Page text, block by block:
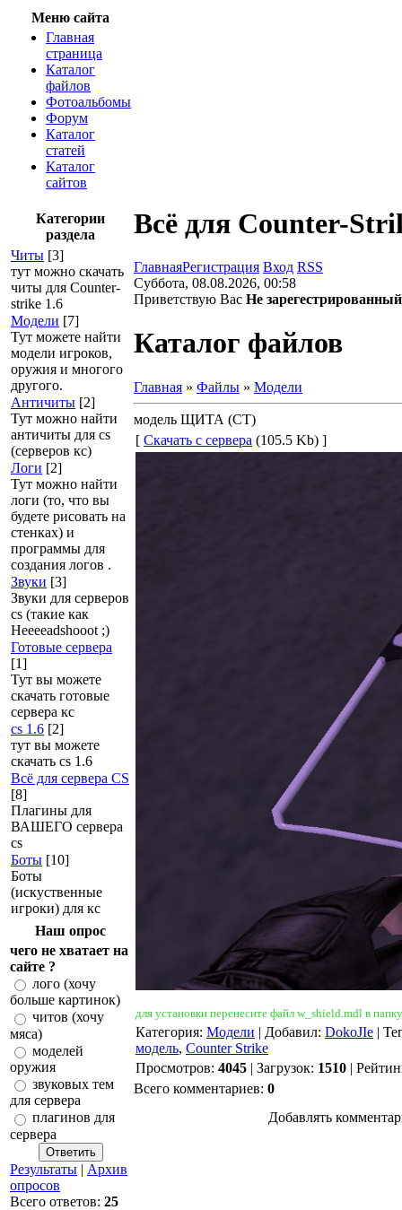
Меню сайта
Главная
страница
Каталог
файлов
Фотоальбомы
Форум
Каталог
статей
Каталог
сайтов
Категории
раздела
Читы [3]
тут можно скачать
читы для Counter-
strike 1.6
Модели [7]
Тут можете найти
модели игроков,
оружия и многого
другого.
Античиты [2]
Тут можно найти
античиты для cs
(серверов кс)
Логи [2]
Тут можно найти
логи (то, что вы
будете рисовать на
стенках) и
программы для
создания логов .
Звуки [3]
Звуки для серверов
cs (такие как
Heeeeadshooot ;)
Готовые сервера
[1]
Тут вы можете
скачать готовые
сервера кс
cs 1.6 [2]
тут вы можете
скачать cs 1.6
Всё для сервера CS
[8]
Плагины для
ВАШЕГО сервера
cs
Боты [10]
Боты
(искуственные
игроки) для кс
Наш опрос
чего не хватает на
сайте ?
лого (хочу
больше картинок)
читов (хочу
мяса)
моделей
оружия
звуковых тем
для сервера
плагинов для
сервера
Результаты | Архив
опросов
Всего ответов: 25
Всё для Counter-
ГлавнаяРегистрация Вход RSS
Суббота, 08.08.2026, 00:58
Приветствую Вас Не зарегестрированный
Каталог файлов
Главная » Файлы » Модели
модель ЩИТА (СТ)
[ Скачать с сервера (105.5 Kb) ]
для установки перенесите файл w_shield.mdl в
Категория: Модели | Добавил: DokoJIe |
модель, Counter Strike
Просмотров: 4045 | Загрузок: 1510 |
Всего комментариев: 0
Добавлять